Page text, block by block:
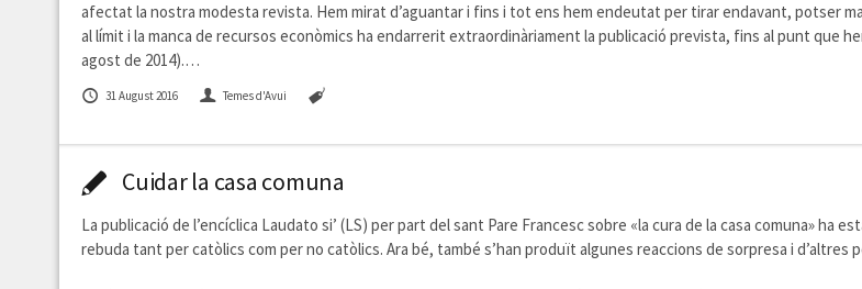
afectat la nostra modesta revista. Hem mirat d’aguantar i fins i tot ens hem endeutat per tirar endavant, potser
al límit i la manca de recursos econòmics ha endarrerit extraordinàriament la publicació prevista, fins al punt que
agost de 2014).…
31 August 2016 Temes d'Avui
Cuidar la casa comuna
La publicació de l’encíclica Laudato si’ (LS) per part del sant Pare Francesc sobre «la cura de la casa comuna» ha
rebuda tant per catòlics com per no catòlics. Ara bé, també s’han produït algunes reaccions de sorpresa i d’altres